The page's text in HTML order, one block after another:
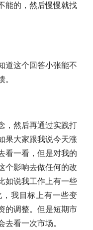
能的，然后慢慢就找
道这个回答小张能不
。
，然后再通过实践打
果大家跟我说今天涨
看一看，但是对我的
个影响去做任何的改
如说我工作上有一些
我目标上有一些变
的调整。但是短期市
去看一次市场。